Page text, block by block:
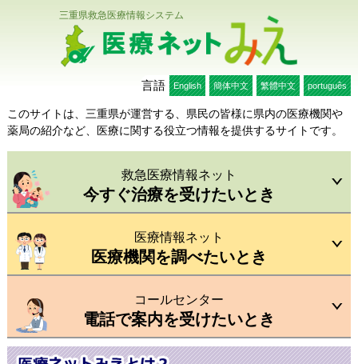
三重県救急医療情報システム
言語 English 簡体中文 繁體中文 português
このサイトは、三重県が運営する、県民の皆様に県内の医療機関や
薬局の紹介など、医療に関する役立つ情報を提供するサイトです。
救急医療情報ネット
今すぐ治療を受けたいとき
医療情報ネット
医療機関を調べたいとき
コールセンター
電話で案内を受けたいとき